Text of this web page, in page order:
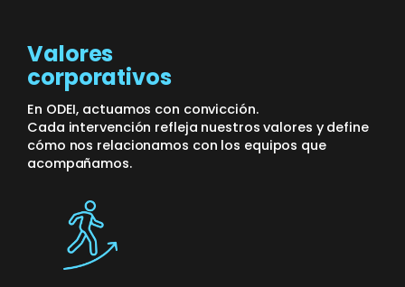
Valores
corporativos
En ODEI, actuamos con convicción.
Cada intervención refleja nuestros valores y define
cómo nos relacionamos con los equipos que
acompañamos.